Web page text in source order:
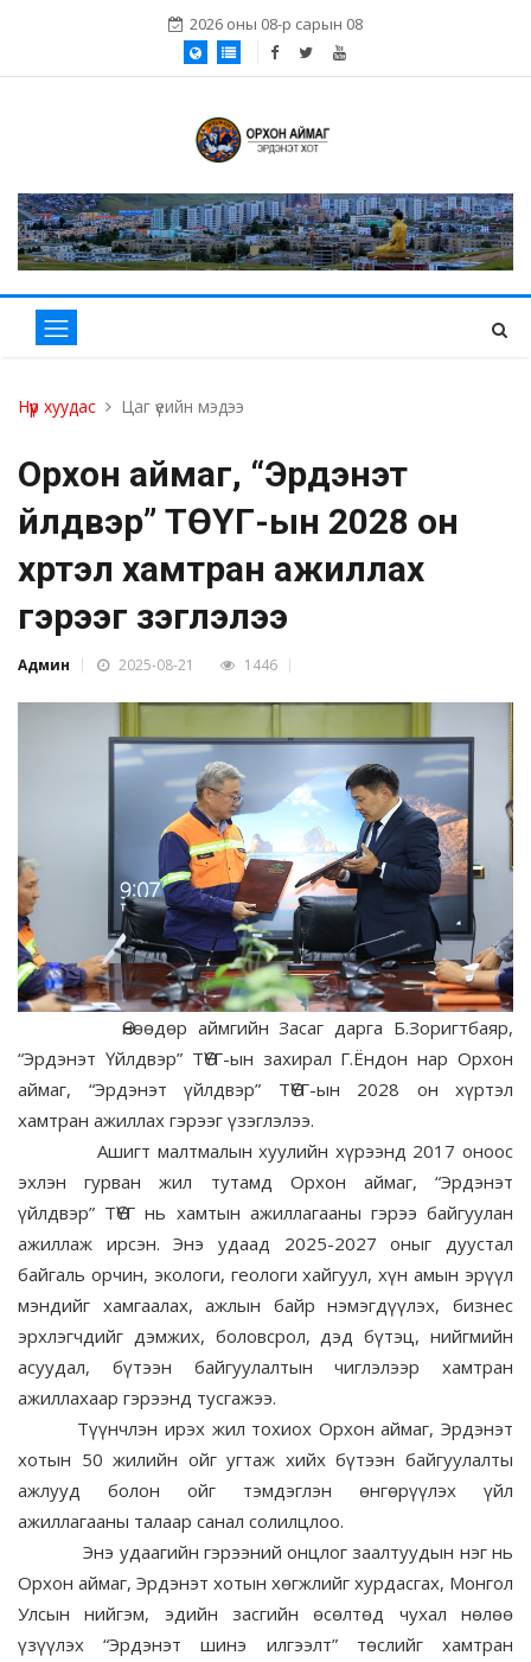
2026 оны 08-р сарын 08
Нүүр хуудас Цаг үеийн мэдээ
Орхон аймаг, “Эрдэнэт
үйлдвэр” ТӨҮГ-ын 2028 он
хүртэл хамтран ажиллах
гэрээг үзэглэлээ
Админ 2025-08-21 1446
Өнөөдөр аймгийн Засаг дарга Б.Зоригтбаяр,
“Эрдэнэт Үйлдвэр” ТӨҮГ-ын захирал Г.Ёндон нар Орхон
аймаг, “Эрдэнэт үйлдвэр” ТӨҮГ-ын 2028 он хүртэл
хамтран ажиллах гэрээг үзэглэлээ.
Ашигт малтмалын хуулийн хүрээнд 2017 оноос
эхлэн гурван жил тутамд Орхон аймаг, “Эрдэнэт
үйлдвэр” ТӨҮГ нь хамтын ажиллагааны гэрээ байгуулан
ажиллаж ирсэн. Энэ удаад 2025-2027 оныг дуустал
байгаль орчин, экологи, геологи хайгуул, хүн амын эрүүл
мэндийг хамгаалах, ажлын байр нэмэгдүүлэх, бизнес
эрхлэгчдийг дэмжих, боловсрол, дэд бүтэц, нийгмийн
асуудал, бүтээн байгуулалтын чиглэлээр хамтран
ажиллахаар гэрээнд тусгажээ.
Түүнчлэн ирэх жил тохиох Орхон аймаг, Эрдэнэт
хотын 50 жилийн ойг угтаж хийх бүтээн байгуулалты
ажлууд болон ойг тэмдэглэн өнгөрүүлэх үйл
ажиллагааны талаар санал солилцлоо.
Энэ удаагийн гэрээний онцлог заалтуудын нэг нь
Орхон аймаг, Эрдэнэт хотын хөгжлийг хурдасгах, Монгол
Улсын нийгэм, эдийн засгийн өсөлтөд чухал нөлөө
үзүүлэх “Эрдэнэт шинэ илгээлт” төслийг хамтран